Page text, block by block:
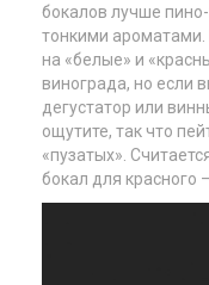
бокалов лучше
тонкими
на «белые» и
винограда, но если
дегустатор или
ощутите, так что
«пузатых».
бокал для красного